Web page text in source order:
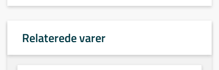
Relaterede varer